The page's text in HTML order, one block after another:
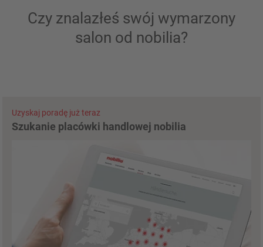
Czy znalazłeś swój wymarzony
salon od nobilia?
Uzyskaj poradę już teraz
Szukanie placówki handlowej nobilia